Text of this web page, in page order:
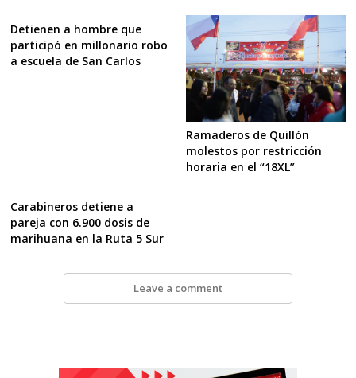
Detienen a hombre que
participó en millonario robo
a escuela de San Carlos
Ramaderos de Quillón
molestos por restricción
horaria en el “18XL”
Carabineros detiene a
pareja con 6.900 dosis de
marihuana en la Ruta 5 Sur
Leave a comment